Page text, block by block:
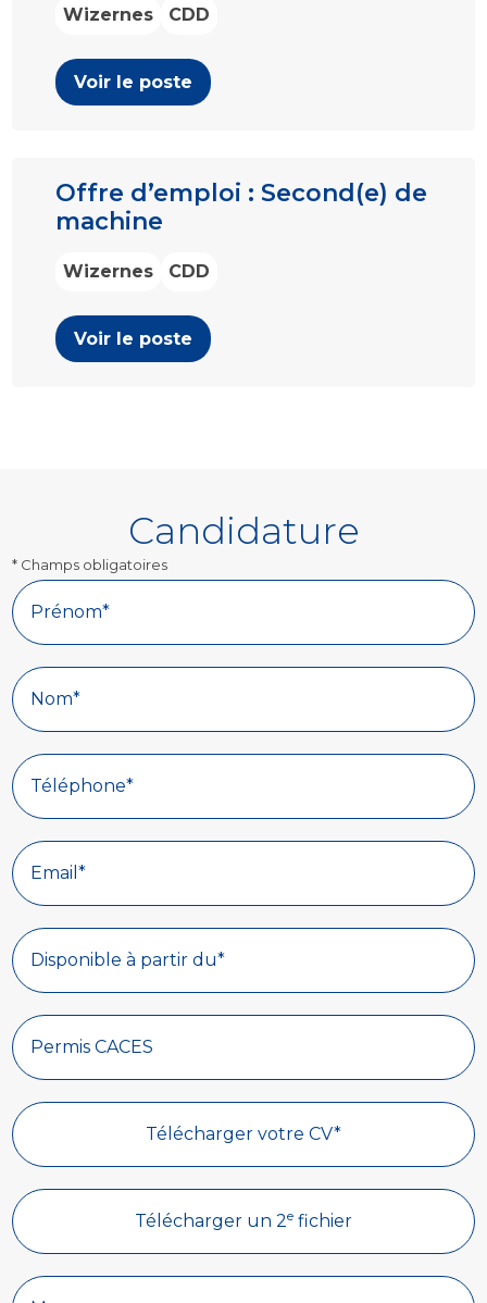
Wizernes CDD
Voir le poste
Offre d’emploi : Second(e) de
machine
Wizernes CDD
Voir le poste
Candidature
* Champs obligatoires
Disponible à partir du*
Télécharger votre CV*
Télécharger un 2e fichier